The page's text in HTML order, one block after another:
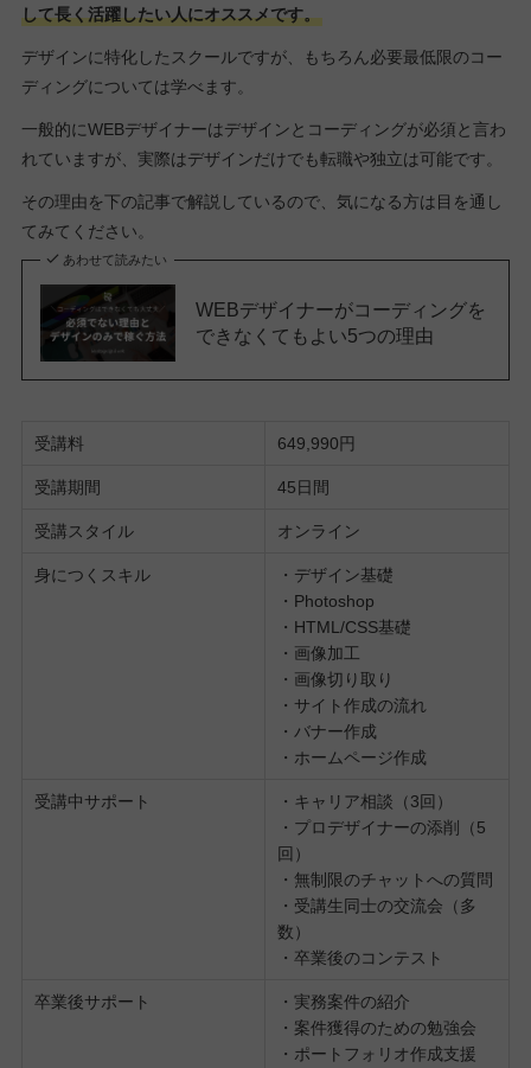
して長く活躍したい人にオススメです。
デザインに特化したスクールですが、もちろん必要最低限のコー
ディングについては学べます。
一般的にWEBデザイナーはデザインとコーディングが必須と言わ
れていますが、実際はデザインだけでも転職や独立は可能です。
その理由を下の記事で解説しているので、気になる方は目を通し
てみてください。
あわせて読みたい
WEBデザイナーがコーディングを
できなくてもよい5つの理由
受講料 649,990円
受講期間 45日間
受講スタイル オンライン
身につくスキル
・デザイン基礎
・Photoshop
・HTML/CSS基礎
・画像加工
・画像切り取り
・サイト作成の流れ
・バナー作成
・ホームページ作成
受講中サポート
・キャリア相談（3回）
・プロデザイナーの添削（5
回）
・無制限のチャットへの質問
・受講生同士の交流会（多
数）
・卒業後のコンテスト
卒業後サポート
・実務案件の紹介
・案件獲得のための勉強会
・ポートフォリオ作成支援